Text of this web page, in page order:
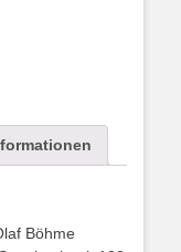
Böhme